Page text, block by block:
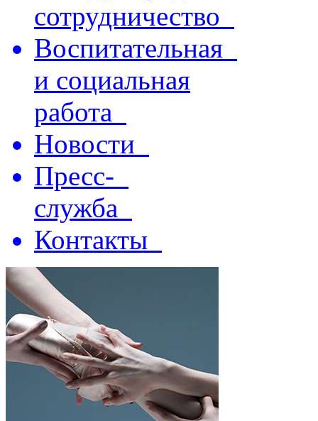
сотрудничество
Воспитательная
и социальная
работа
Новости
Пресс-
служба
Контакты